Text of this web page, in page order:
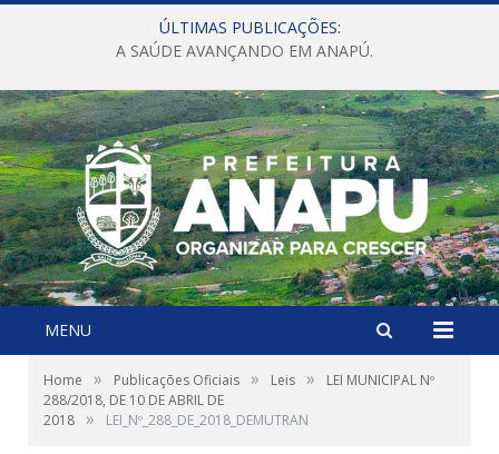
ÚLTIMAS PUBLICAÇÕES:
A SAÚDE AVANÇANDO EM ANAPÚ.
MENU
Home » Publicações Oficiais » Leis »
LEI MUNICIPAL Nº
288/2018, DE 10 DE ABRIL DE
2018 » LEI_Nº_288_DE_2018_DEMUTRAN